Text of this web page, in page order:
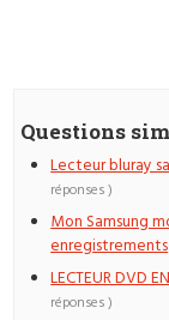
Questions
Lecteur bluray
réponses )
Mon Samsung
enregistrements
LECTEUR DVD
réponses )